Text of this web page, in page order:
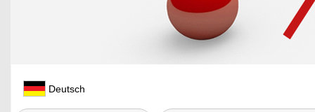
Deutsch